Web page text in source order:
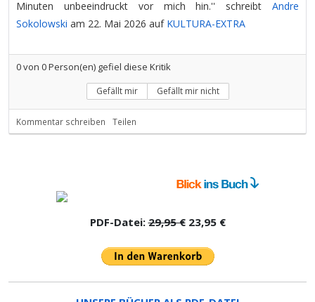
Minuten unbeeindruckt vor mich hin.'' schreibt Andre
Sokolowski am 22. Mai 2026 auf KULTURA-EXTRA
0von 0Person(en) gefiel diese Kritik
Gefällt mir Gefällt mir nicht
Kommentar schreiben Teilen
PDF-Datei:29,95 €23,95 €